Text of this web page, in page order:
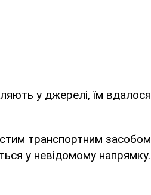
у джерелі, їм вдалося
транспортним засобом
у невідомому напрямку.